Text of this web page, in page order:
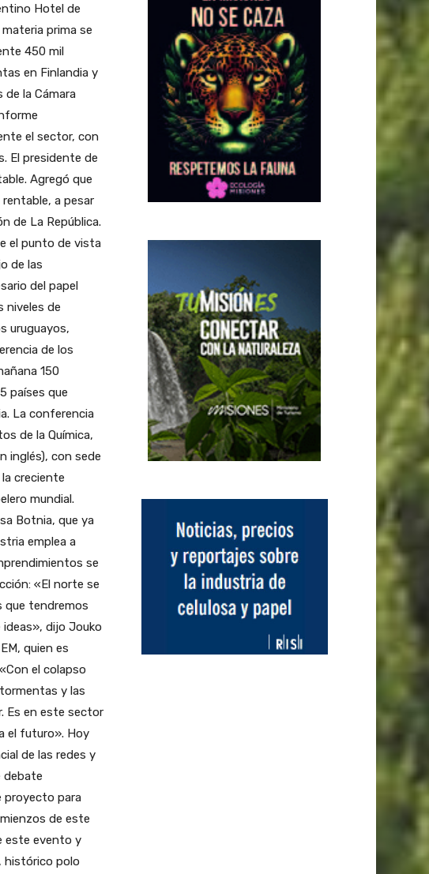
Hotel de
prima se
450 mil
en Finlandia y
la Cámara
el sector, con
El presidente de
Agregó que
a pesar
de La República.
el punto de vista
de las
del papel
niveles de
uruguayos,
de los
150
países que
La conferencia
de la Química,
inglés), con sede
creciente
mundial.
Botnia, que ya
emplea a
se
«El norte se
que tendremos
dijo Jouko
quien es
el colapso
y las
Es en este sector
el futuro». Hoy
de las redes y
debate
proyecto para
de este
este evento y
histórico polo